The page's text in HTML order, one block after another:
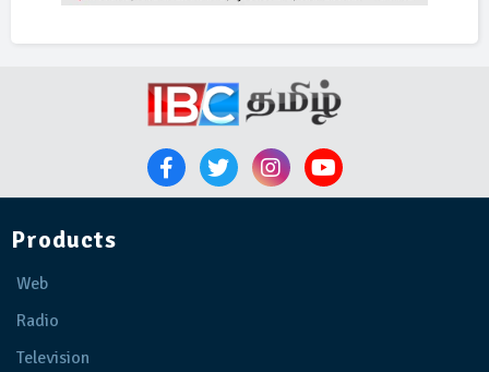
Products
Web
Radio
Television